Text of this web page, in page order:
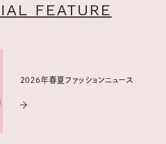
FEATURE
2026年春夏ファッションニュース